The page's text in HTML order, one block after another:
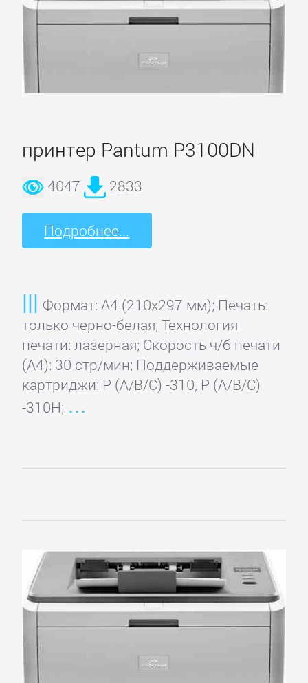
принтер Pantum P3100DN
4047 2833
Подробнее...
Формат: A4 (210x297 мм); Печать:
только черно-белая; Технология
печати: лазерная; Скорость ч/б печати
(А4): 30 стр/мин; Поддерживаемые
картриджи: P (A/B/C) -310, P (A/B/C)
-310H;